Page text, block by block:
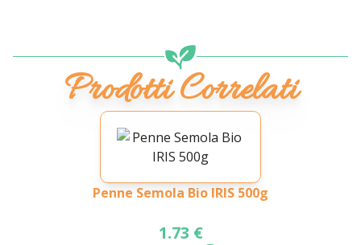
Prodotti Correlati
Penne Semola Bio IRIS 500g
1.73 €